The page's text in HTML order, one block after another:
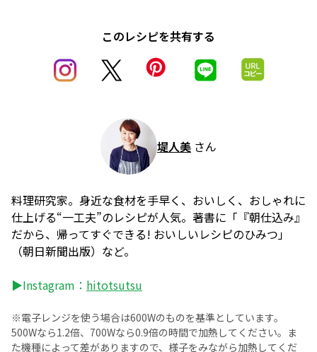
このレシピを共有する
堤人美 さん
料理研究家。身近な食材を手早く、おいしく、おしゃれに
仕上げる“一工夫”のレシピが人気。著書に「『朝仕込み』
だから、帰ってすぐできる! おいしいレシピのひみつ」
（朝日新聞出版）など。
▶Instagram： hitotsutsu
※電子レンジを使う場合は600Wのものを基準としています。
500Wなら1.2倍、700Wなら0.9倍の時間で加熱してください。ま
た機種によって差がありますので、様子をみながら加熱してくだ